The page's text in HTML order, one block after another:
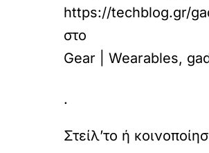
https://techblog.gr/
στο
Gear | Wearables,
.